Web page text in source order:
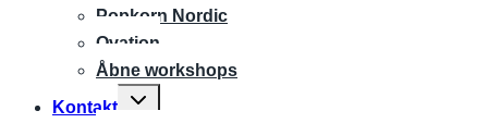
Popkorn Nordic
Ovation
Åbne workshops
Kontakt
Expand